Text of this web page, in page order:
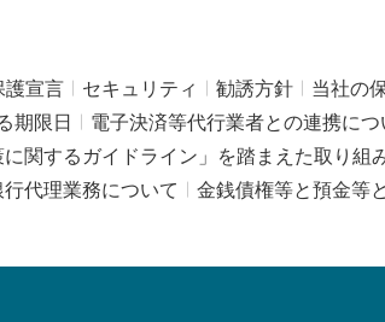
宣言 セキュリティ 勧誘方針 当社の
期限日
電子決済等代行業者との連携につ
関するガイドライン」を踏まえた取り組
代理業務について
金銭債権等と預金等